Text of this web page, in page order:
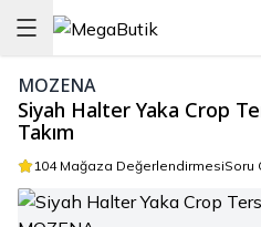
MOZENA
Siyah Halter Yaka Crop
Takım
104 Mağaza DeğerlendirmesiSoru